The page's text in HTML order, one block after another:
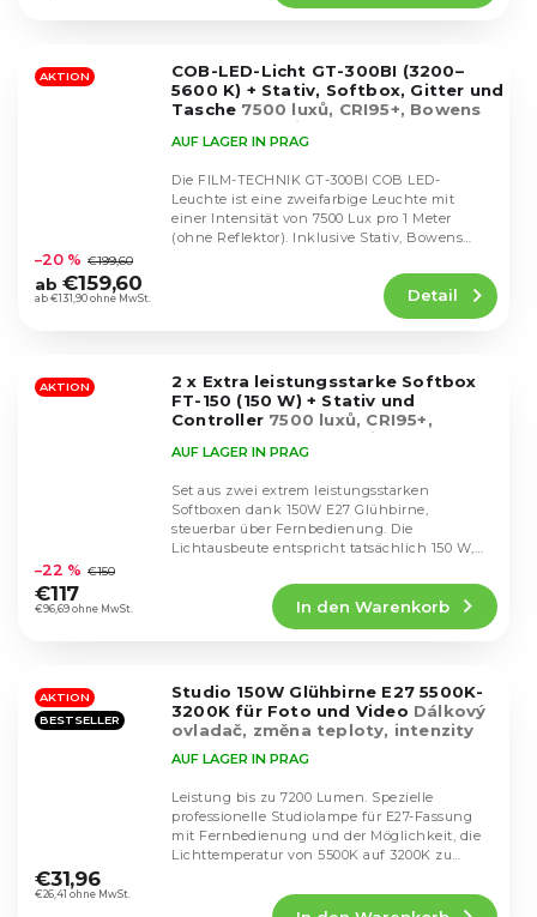
Sternen.
AKTION
COB-LED-Licht GT-300BI (3200–
5600 K) + Stativ, Softbox, Gitter und
Tasche 7500 luxů, CRI95+, Bowens
Softbox, stativy
durchschnittliche
Produktbewertung
ist
Sternen.
AUF LAGER IN PRAG
ab €131,90 ohne MwSt.
–20 % €199,60
ab €159,60 Detail
Die FILM-TECHNIK GT-300BI COB LED-
Leuchte ist eine zweifarbige Leuchte mit
einer Intensität von 7500 Lux pro 1 Meter
(ohne Reflektor). Inklusive Stativ, Bowens
AKTION
2 x Extra leistungsstarke Softbox
FT-150 (150 W) + Stativ und
Controller 7500 luxů, CRI95+,
Bowens Softbox, stativy
durchschnittliche
Produktbewertung
ist
Sternen.
AUF LAGER IN PRAG
€96,69 ohne MwSt.
–22 % €150
€117
In den Warenkorb
Set aus zwei extrem leistungsstarken
Softboxen dank 150W E27 Glühbirne,
steuerbar über Fernbedienung. Die
Lichtausbeute entspricht tatsächlich 150 W,
AKTION
BESTSELLER
Studio 150W Glühbirne E27 5500K-
3200K für Foto und Video Dálkový
ovladač, změna teploty, intenzity
durchschnittliche
Produktbewertung
AUF LAGER IN PRAG
€26,41 ohne MwSt.
€31,96
Leistung bis zu 7200 Lumen. Spezielle
professionelle Studiolampe für E27-Fassung
mit Fernbedienung und der Möglichkeit, die
Lichttemperatur von 5500K auf 3200K zu